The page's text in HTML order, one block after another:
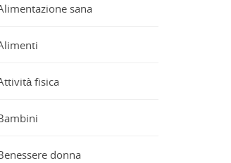
Alimentazione sana
Alimenti
Attività fisica
Bambini
Benessere donna